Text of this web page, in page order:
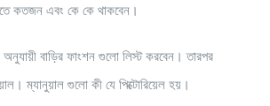
কতজন এবং কে কে থাকবেন।
অনুযায়ী বাড়ির ফাংশন গুলো লিস্ট করবেন। তারপর
ম্যানুয়াল গুলো কী যে পিক্টোরিয়েল হয়।